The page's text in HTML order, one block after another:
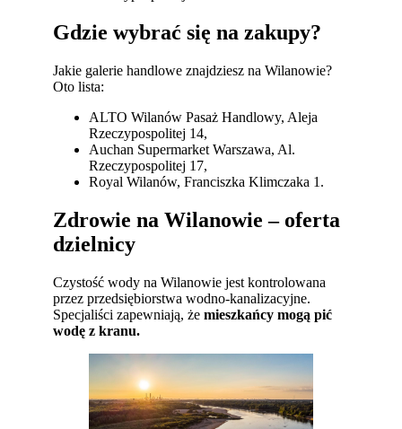
Gdzie wybrać się na zakupy?
Jakie galerie handlowe znajdziesz na Wilanowie?
Oto lista:
ALTO Wilanów Pasaż Handlowy, Aleja
Rzeczypospolitej 14,
Auchan Supermarket Warszawa, Al.
Rzeczypospolitej 17,
Royal Wilanów, Franciszka Klimczaka 1.
Zdrowie na Wilanowie – oferta
dzielnicy
Czystość wody na Wilanowie jest kontrolowana
przez przedsiębiorstwa wodno-kanalizacyjne.
Specjaliści zapewniają, żemieszkańcy mogą pić
wodę z kranu.